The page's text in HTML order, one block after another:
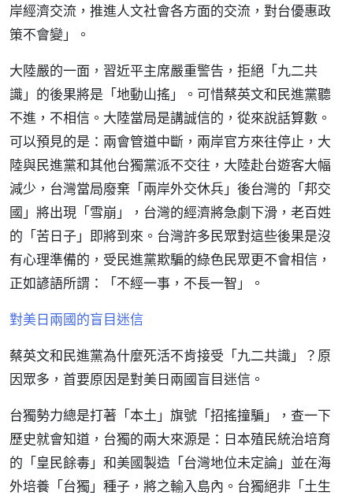
岸經濟交流，推進人文社會各方面的交流，對台優惠政
策不會變」。
大陸嚴的一面，習近平主席嚴重警告，拒絕「九二共
識」的後果將是「地動山搖」。可惜蔡英文和民進黨聽
不進，不相信。大陸當局是講誠信的，從來說話算數。
可以預見的是：兩會管道中斷，兩岸官方來往停止，大
陸與民進黨和其他台獨黨派不交往，大陸赴台遊客大幅
減少，台灣當局廢棄「兩岸外交休兵」後台灣的「邦交
國」將出現「雪崩」，台灣的經濟將急劇下滑，老百姓
的「苦日子」即將到來。台灣許多民眾對這些後果是沒
有心理準備的，受民進黨欺騙的綠色民眾更不會相信，
正如諺語所謂：「不經一事，不長一智」。
對美日兩國的盲目迷信
蔡英文和民進黨為什麼死活不肯接受「九二共識」？原
因眾多，首要原因是對美日兩國盲目迷信。
台獨勢力總是打著「本土」旗號「招搖撞騙」，查一下
歷史就會知道，台獨的兩大來源是：日本殖民統治培育
的「皇民餘毒」和美國製造「台灣地位未定論」並在海
外培養「台獨」種子，將之輸入島內。台獨絕非「土生